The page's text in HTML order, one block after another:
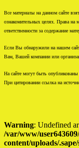
Все материалы на данном сайте
ознакомительных целях. Права на
ответственности за содержание
Если Вы обнаружили на нашем
Вам, Вашей компании или
На сайте могут быть
При цитировании ссылка на
Warning: Undefined
/var/www/
content/uploads/